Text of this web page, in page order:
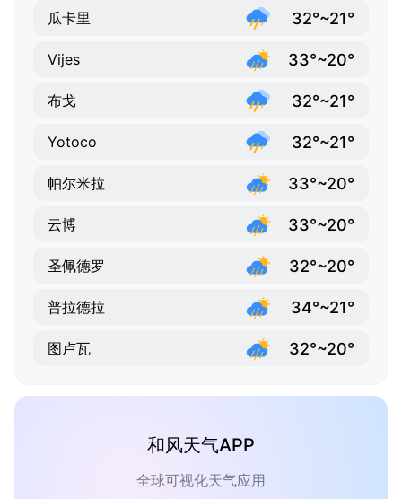
瓜卡里 32°~21°
Vijes 33°~20°
布戈 32°~21°
Yotoco 32°~21°
帕尔米拉 33°~20°
云博 33°~20°
圣佩德罗 32°~20°
普拉德拉 34°~21°
图卢瓦 32°~20°
和风天气APP
全球可视化天气应用